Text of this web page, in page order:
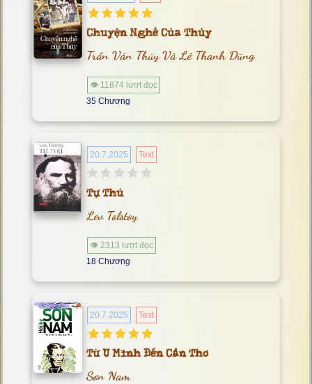
Chuyện Nghề Của Thủy
Trần Văn Thủy Và Lê Thanh Dũng
👁 11874 lượt đọc
35 Chương
20.7.2025 Text
Tự Thú
Lev Tolstoy
👁 2313 lượt đọc
18 Chương
20.7.2025 Text
Từ U Minh Đến Cần Thơ
Sơn Nam